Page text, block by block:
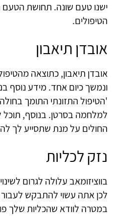
ישנו טעם שונה. תחושת הטעם
הטיפולים.
אובדן תיאבון
אובדן תיאבון, כתוצאה
ונמשך כיום אחד. מידע נוסף
'הטיפול התזונתי התומך
למלחמה בסרטן. בנוסף, תוכל
החולים על מנת שתסייע לך
נזק לכליות
בווציזומאב עלולה לגרום
לכן אתה עשוי להתבקש
במטרה לוודא שהכליות שלך